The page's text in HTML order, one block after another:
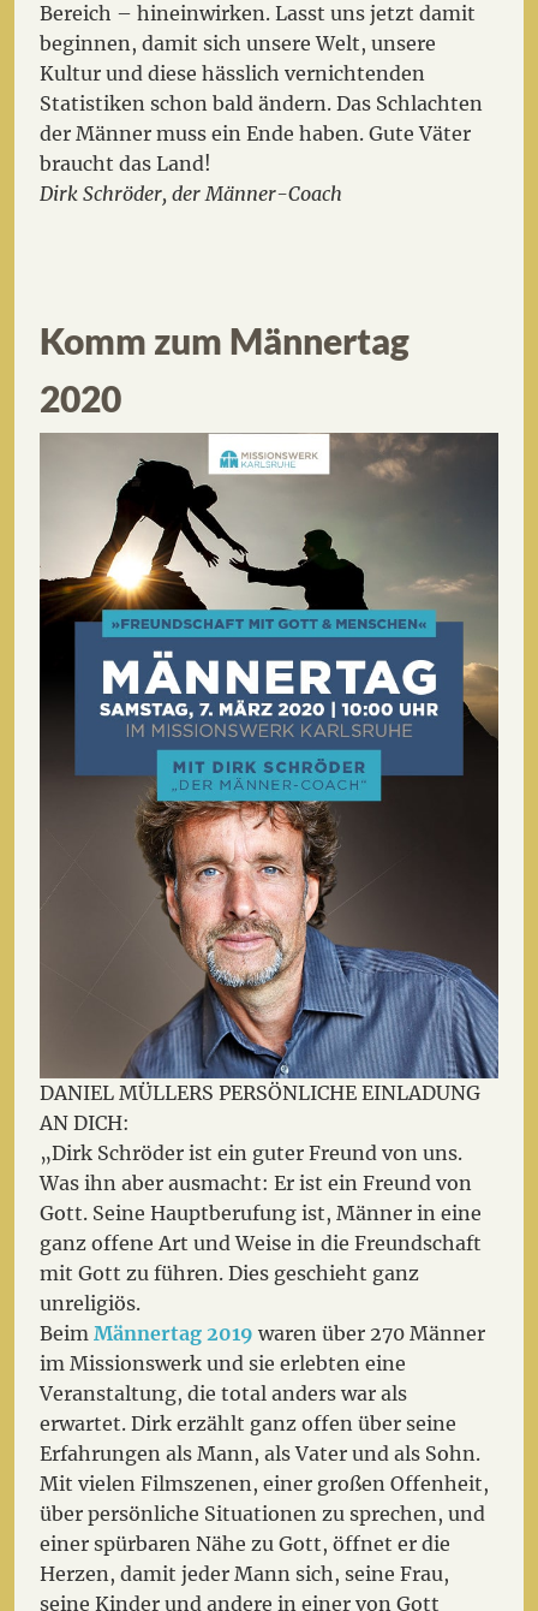
Bereich – hineinwirken. Lasst uns jetzt damit
beginnen, damit sich unsere Welt, unsere
Kultur und diese hässlich vernichtenden
Statistiken schon bald ändern. Das Schlachten
der Männer muss ein Ende haben. Gute Väter
braucht das Land!
Dirk Schröder, der Männer-Coach
Komm zum Männertag
2020
DANIEL MÜLLERS PERSÖNLICHE EINLADUNG
AN DICH:
„Dirk Schröder ist ein guter Freund von uns.
Was ihn aber ausmacht: Er ist ein Freund von
Gott. Seine Hauptberufung ist, Männer in eine
ganz offene Art und Weise in die Freundschaft
mit Gott zu führen. Dies geschieht ganz
unreligiös.
BeimMännertag 2019 waren über 270 Männer
im Missionswerk und sie erlebten eine
Veranstaltung, die total anders war als
erwartet. Dirk erzählt ganz offen über seine
Erfahrungen als Mann, als Vater und als Sohn.
Mit vielen Filmszenen, einer großen Offenheit,
über persönliche Situationen zu sprechen, und
einer spürbaren Nähe zu Gott, öffnet er die
Herzen, damit jeder Mann sich, seine Frau,
seine Kinder und andere in einer von Gott